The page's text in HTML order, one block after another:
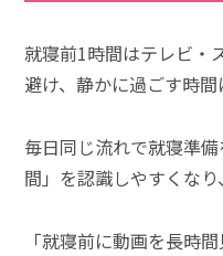
就寝前1時間はテレビ・
避け、静かに過ごす時間
毎日同じ流れで就寝準
間」を認識しやすくなり
「就寝前に動画を長時